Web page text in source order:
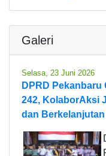
Galeri
Selasa, 23 Juni 2026
DPRD Pekanbaru
242, KolaborAksi
dan Berkelanjutan